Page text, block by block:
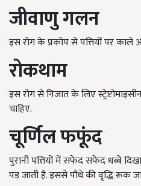
जीवाणुगलन
इस रोग के प्रकोप से पत्तियों पर
रोकथाम
इस रोग से निजात के लिए
चाहिए.
चूर्णिलफफूंद
पुरानी पत्तियों में सफेद सफेद धब्बे
पड़ जाती है. इससे पौधे की वृद्धि रूक